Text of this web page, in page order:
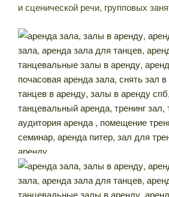
и сценической речи, групповых